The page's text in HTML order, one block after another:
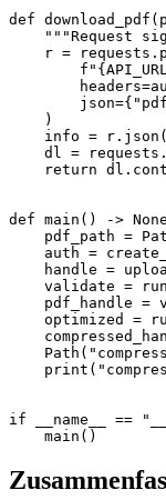
def download_pdf (
"""Request
r =
f"
        json={
    )
info =
dl =
return
def main () -> None
pdf_path =
auth =
handle =
validate =
pdf_handle =
optimized =
    Path(
print (
if __name__ ==